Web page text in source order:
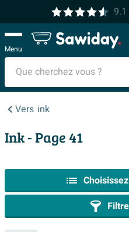
9.1
Menu
Vers ink
Ink- Page 41